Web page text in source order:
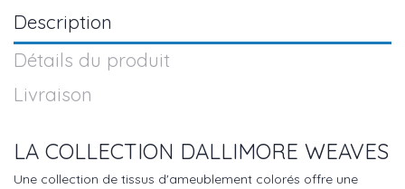
Description
Détails du produit
Livraison
LA COLLECTION DALLIMORE WEAVES
Une collection de tissus d'ameublement colorés offre une